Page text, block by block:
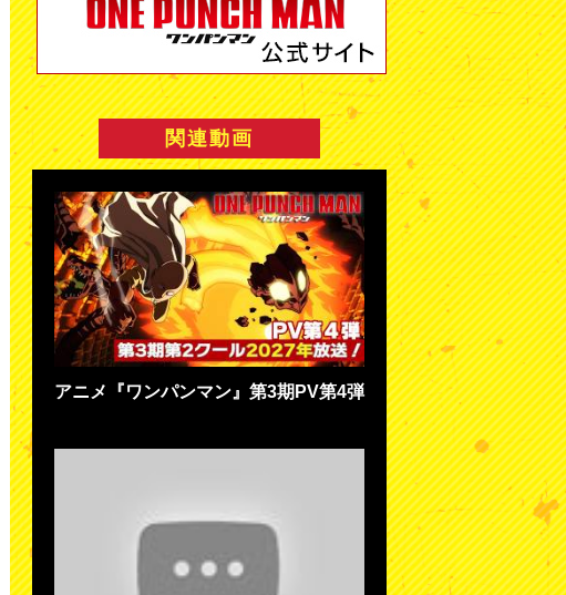
関連動画
アニメ『ワンパンマン』第3期PV第4弾